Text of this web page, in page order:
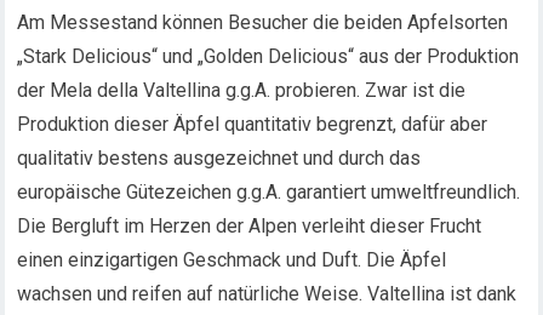
Am Messestand können Besucher die beiden Apfelsorten
„Stark Delicious“ und „Golden Delicious“ aus der Produktion
der Mela della Valtellina g.g.A. probieren. Zwar ist die
Produktion dieser Äpfel quantitativ begrenzt, dafür aber
qualitativ bestens ausgezeichnet und durch das
europäische Gütezeichen g.g.A. garantiert umweltfreundlich.
Die Bergluft im Herzen der Alpen verleiht dieser Frucht
einen einzigartigen Geschmack und Duft. Die Äpfel
wachsen und reifen auf natürliche Weise. Valtellina ist dank